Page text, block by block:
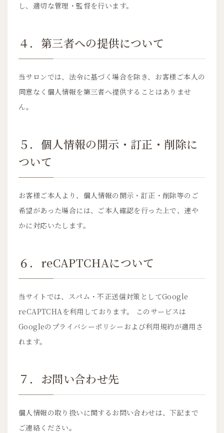
し、適切な管理・監督を行います。
４．第三者への提供について
当サロンでは、法令に基づく場合を除き、お客様ご本人の
同意なく個人情報を第三者へ提供することはありませ
ん。
５．個人情報の開示・訂正・削除に
ついて
お客様ご本人より、個人情報の開示・訂正・削除等のご
希望があった場合には、ご本人確認を行った上で、速や
かに対応いたします。
６．reCAPTCHAについて
当サイトでは、スパム・不正送信対策としてGoogle
reCAPTCHAを利用しております。 このサービスは
Googleのプライバシーポリシーおよび利用規約が適用さ
れます。
７．お問い合わせ先
個人情報の取り扱いに関するお問い合わせは、下記まで
ご連絡ください。